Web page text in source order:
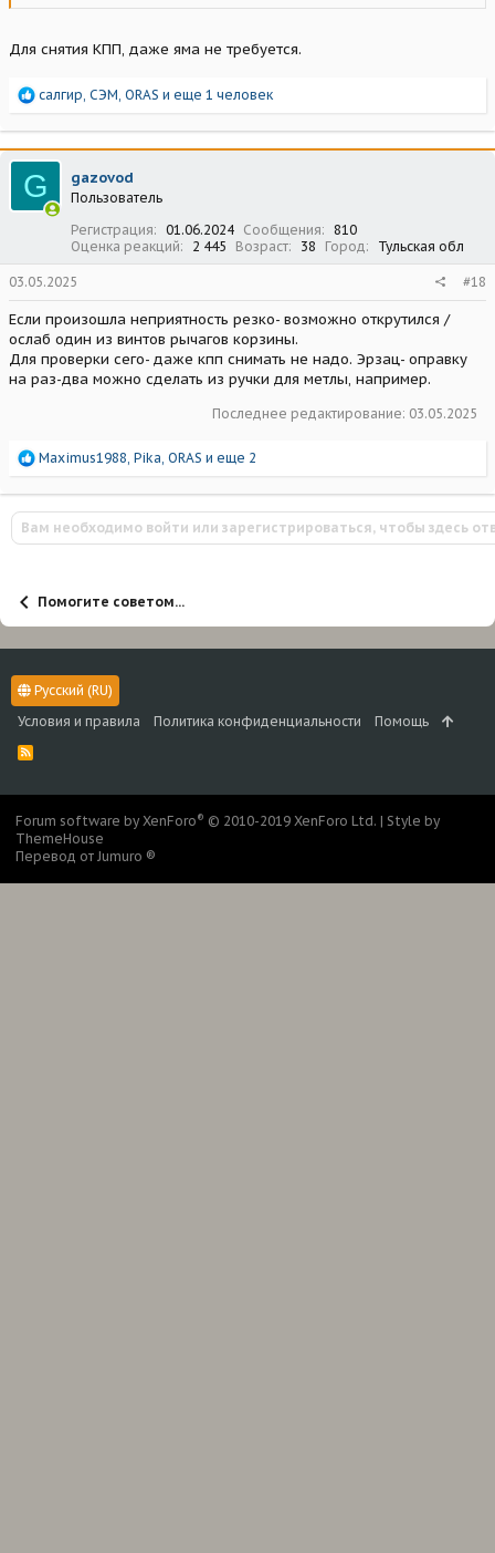
Для снятия КПП, даже яма не требуется.
Р
а
к
ц
и
и
салгир, СЭМ, ORAS и еще 1 человек
G gazovod
Пользователь
Регистрация
01.06.2024 Сообщения
810
Оценка реакций
2 445 Возраст 38 Город Тульская обл
03.05.2025 #18
Если произошла неприятность резко- возможно открутился /
ослаб один из винтов рычагов корзины.
Для проверки сего- даже кпп снимать не надо. Эрзац- оправку
на раз-два можно сделать из ручки для метлы, например.
Последнее редактирование: 03.05.2025
Р
а
к
ц
и
Maximus1988, Pika, ORAS и еще 2
Вам необходимо войти или зарегистрироваться, чтобы здесь
Помогите советом...
Русский (RU)
Условия и правила
Политика конфиденциальности Помощь
R
Forum software by XenForo® © 2010-2019 XenForo Ltd. | Style by
ThemeHouse
Перевод от Jumuro ®